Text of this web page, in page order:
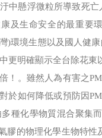
中懸浮微粒所導致死
及生命安全的最重要
)環境生態以及國人健
更明確顯示全台除花
！。雖然人為有害之
於如何降低或預防因
種化學物質混合聚集
膠的物理化學生物特